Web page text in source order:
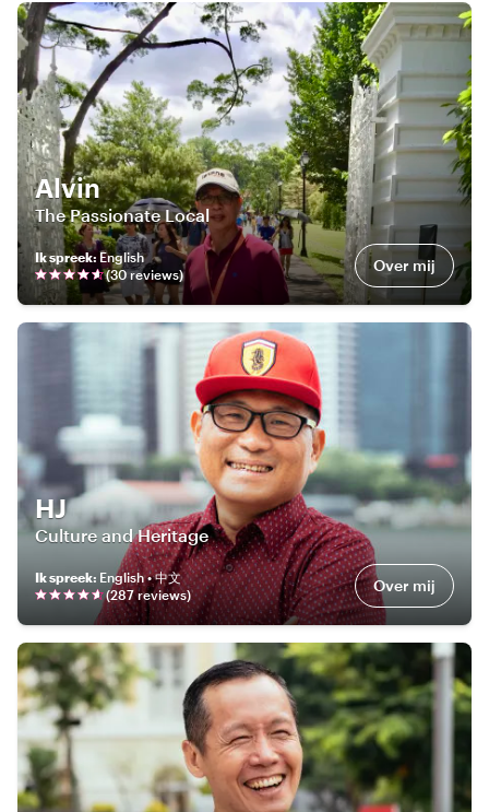
Alvin
The Passionate Local
Ik spreek: English
(30reviews) Over mij
HJ
Culture and Heritage
Ik spreek: English • 中文
(287reviews) Over mij